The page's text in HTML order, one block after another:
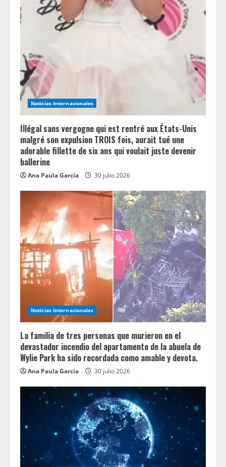
Noticias Internacionales
Illégal sans vergogne qui est rentré aux États-Unis
malgré son expulsion TROIS fois, aurait tué une
adorable fillette de six ans qui voulait juste devenir
ballerine
Ana Paula García 30 julio 2026
Noticias Internacionales
La familia de tres personas que murieron en el
devastador incendio del apartamento de la abuela de
Wylie Park ha sido recordada como amable y devota.
Ana Paula García 30 julio 2026